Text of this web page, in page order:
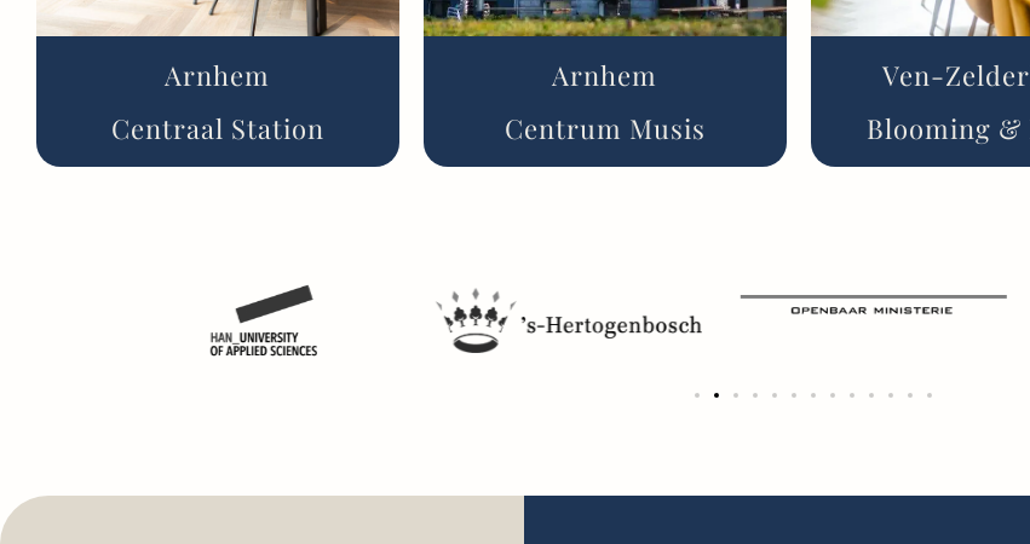
Arnhem
Centraal Station
Arnhem
Centrum Musis
Ven-
Blooming &